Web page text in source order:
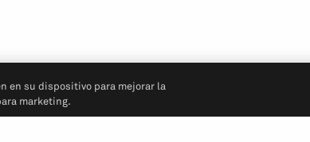
en su dispositivo para mejorar la
marketing.